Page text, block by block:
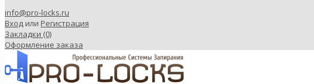
info@pro-locks.ru
Вход или Регистрация
Закладки (0)
Оформление заказа